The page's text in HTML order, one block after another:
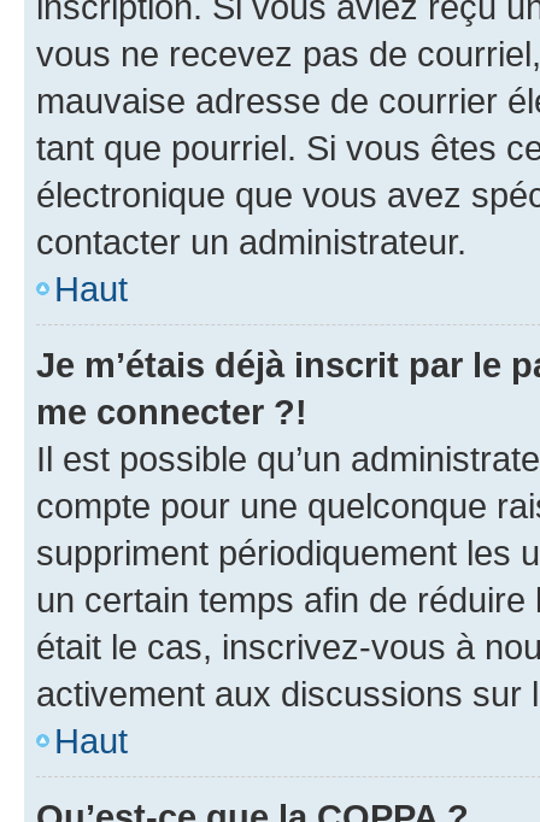
vous ne recevez pas de
mauvaise adresse de courrier
tant que pourriel. Si vous êtes
électronique que vous avez
contacter un administrateur.
Haut
Je m’étais déjà inscrit par le
me connecter ?!
Il est possible qu’un
compte pour une quelconque
suppriment périodiquement les
un certain temps afin de
était le cas, inscrivez-vous à
activement aux discussions sur
Haut